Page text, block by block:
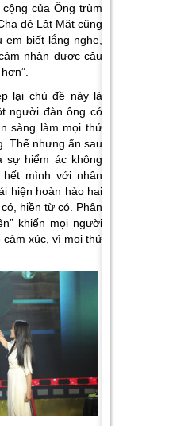
của Ông trùm
đẻ Lật Mặt cũng
em biết lắng nghe,
nhận được câu
lại chủ đề này là
người đàn ông có
sàng làm mọi thứ
Thế nhưng ẩn sau
sự hiểm ác không
mình với nhân
hiện hoàn hảo hai
hiền từ có. Phân
khiến mọi người
cảm xúc, vì mọi thứ